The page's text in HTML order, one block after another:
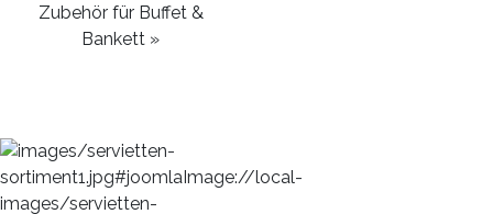
Zubehör für Buffet &
Bankett »